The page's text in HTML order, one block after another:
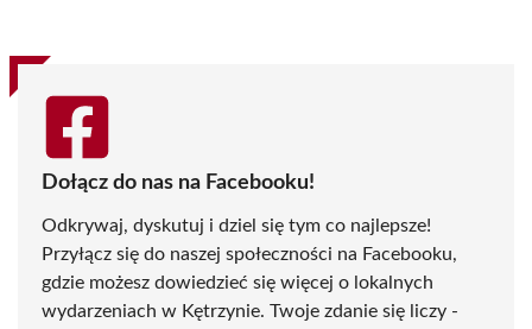
Dołącz do nas na Facebooku!
Odkrywaj, dyskutuj i dziel się tym co najlepsze!
Przyłącz się do naszej społeczności na Facebooku,
gdzie możesz dowiedzieć się więcej o lokalnych
wydarzeniach w Kętrzynie. Twoje zdanie się liczy -